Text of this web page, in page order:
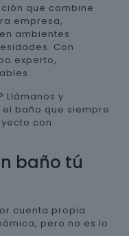
que combine
empresa,
ambientes
Con
experto,
Llámanos y
baño que siempre
con
baño tú
cuenta propia
pero no es lo